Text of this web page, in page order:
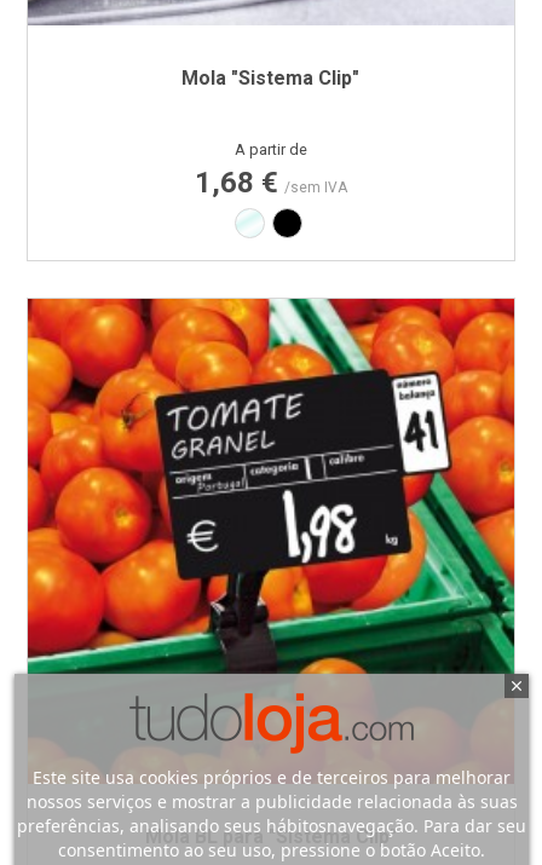
Mola "Sistema Clip"
Preço
A partir de
1,68 € /sem IVA
Transparente
Preto
Mola BL para "Sistema Clip"
Este site usa cookies próprios e de terceiros para melhorar
nossos serviços e mostrar a publicidade relacionada às suas
preferências, analisando seus hábitosnavegação. Para dar seu
consentimento ao seu uso, pressione o botão Aceito.